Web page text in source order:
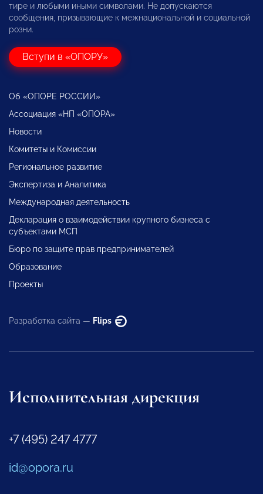
тире и любыми иными символами. Не допускаются
сообщения, призывающие к межнациональной и социальной
розни.
Вступи в «ОПОРУ»
Об «ОПОРЕ РОССИИ»
Ассоциация «НП «ОПОРА»
Новости
Комитеты и Комиссии
Региональное развитие
Экспертиза и Аналитика
Международная деятельность
Декларация о взаимодействии крупного бизнеса с
субъектами МСП
Бюро по защите прав предпринимателей
Образование
Проекты
Разработка сайта — Flips
Исполнительная дирекция
+7 (495) 247 4777
id@opora.ru